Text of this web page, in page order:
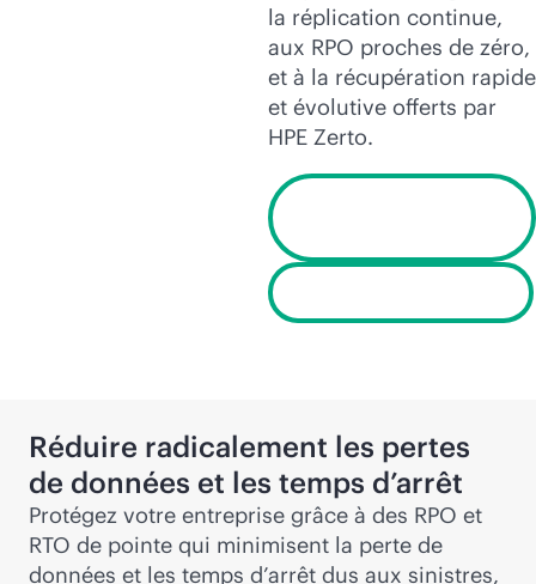
la réplication continue,
aux RPO proches de zéro,
et à la récupération rapide
et évolutive offerts par
HPE Zerto.
Réduire radicalement les pertes
de données et les temps d’arrêt
Protégez votre entreprise grâce à des RPO et
RTO de pointe qui minimisent la perte de
données et les temps d’arrêt dus aux sinistres,